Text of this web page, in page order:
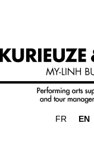
FR EN